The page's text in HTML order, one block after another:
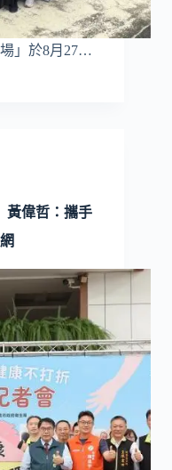
」於8月27…
黃偉哲：攜手